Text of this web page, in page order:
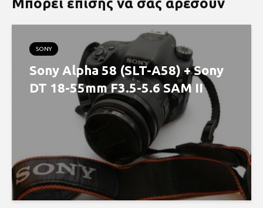
Μπορεί επίσης να σας αρέσουν
SONY
Sony Alpha 58 (SLT-A58) + Sony
DT 18-55mm F3.5-5.6 SAM II